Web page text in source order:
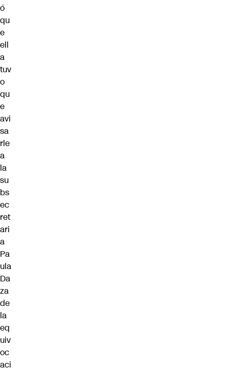
ó
qu
e
ell
a
tuv
o
qu
e
avi
sa
rle
a
la
su
bs
ec
ret
ari
a
Pa
ula
Da
za
de
la
eq
uiv
oc
aci